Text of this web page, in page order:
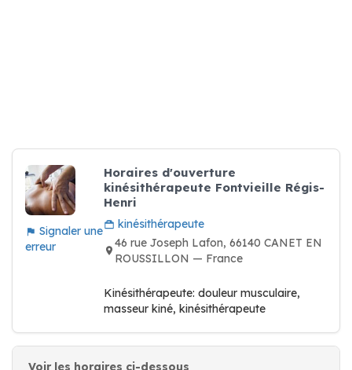
Signaler une
erreur
Horaires d'ouverture
kinésithérapeute Fontvieille Régis-
Henri
kinésithérapeute
46 rue Joseph Lafon, 66140 CANET EN
ROUSSILLON — France
Kinésithérapeute: douleur musculaire,
masseur kiné, kinésithérapeute
Voir les horaires ci-dessous